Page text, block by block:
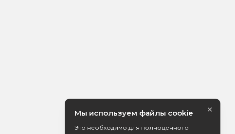
Мы используем файлы cookie
Это необходимо для полноценного
×